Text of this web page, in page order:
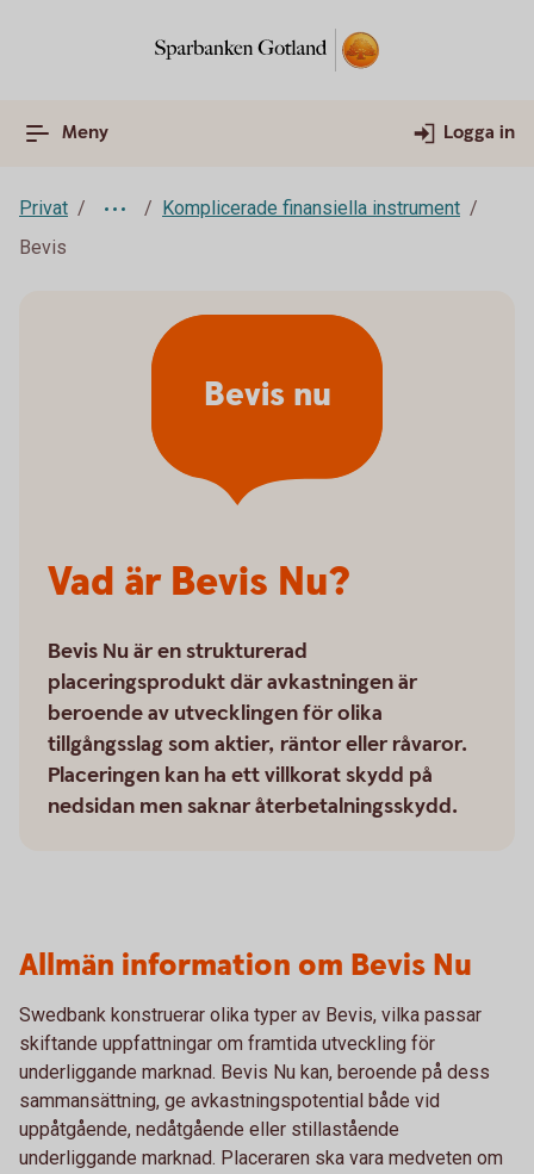
Meny Logga in
Privat
Komplicerade finansiella instrument
Bevis
Vad är Bevis Nu?
Bevis Nu är en strukturerad
placeringsprodukt där avkastningen är
beroende av utvecklingen för olika
tillgångsslag som aktier, räntor eller råvaror.
Placeringen kan ha ett villkorat skydd på
nedsidan men saknar återbetalningsskydd.
Bevis nu
Allmän information om Bevis Nu
Swedbank konstruerar olika typer av Bevis, vilka passar
skiftande uppfattningar om framtida utveckling för
underliggande marknad. Bevis Nu kan, beroende på dess
sammansättning, ge avkastningspotential både vid
uppåtgående, nedåtgående eller stillastående
underliggande marknad. Placeraren ska vara medveten om